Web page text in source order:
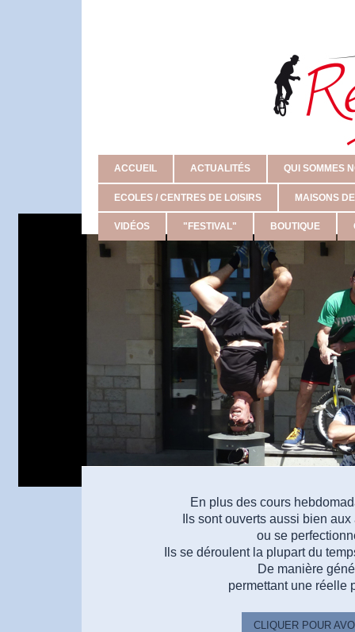
ACCUEIL ACTUALITÉS QUI SOMMES
ECOLES / CENTRES DE LOISIRS MAISONS
VIDÉOS "FESTIVAL" BOUTIQUE
En plus des cours
Ils sont ouverts aussi bien
ou se
Ils se déroulent la plupart du
De manière
permettant une réelle
CLIQUER POUR